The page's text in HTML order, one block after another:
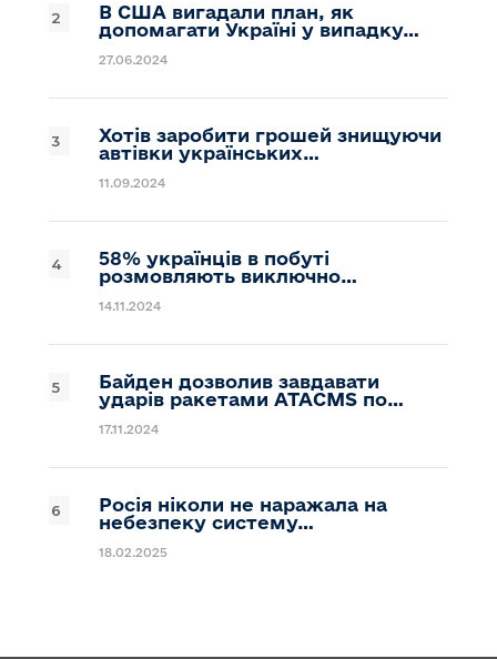
В США вигадали план, як
допомагати Україні у випадку…
27.06.2024
Хотів заробити грошей знищуючи
автівки українських…
11.09.2024
58% українців в побуті
розмовляють виключно…
14.11.2024
Байден дозволив завдавати
ударів ракетами ATACMS по…
17.11.2024
Росія ніколи не наражала на
небезпеку систему…
18.02.2025